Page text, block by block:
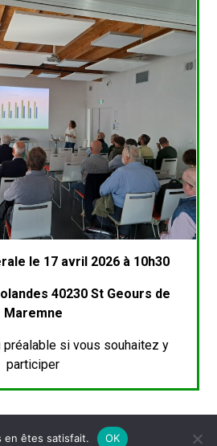
le 17 avril 2026 à 10h30
40230 St Geours de
Maremne
préalable si vous souhaitez y
participer
en êtes satisfait. OK